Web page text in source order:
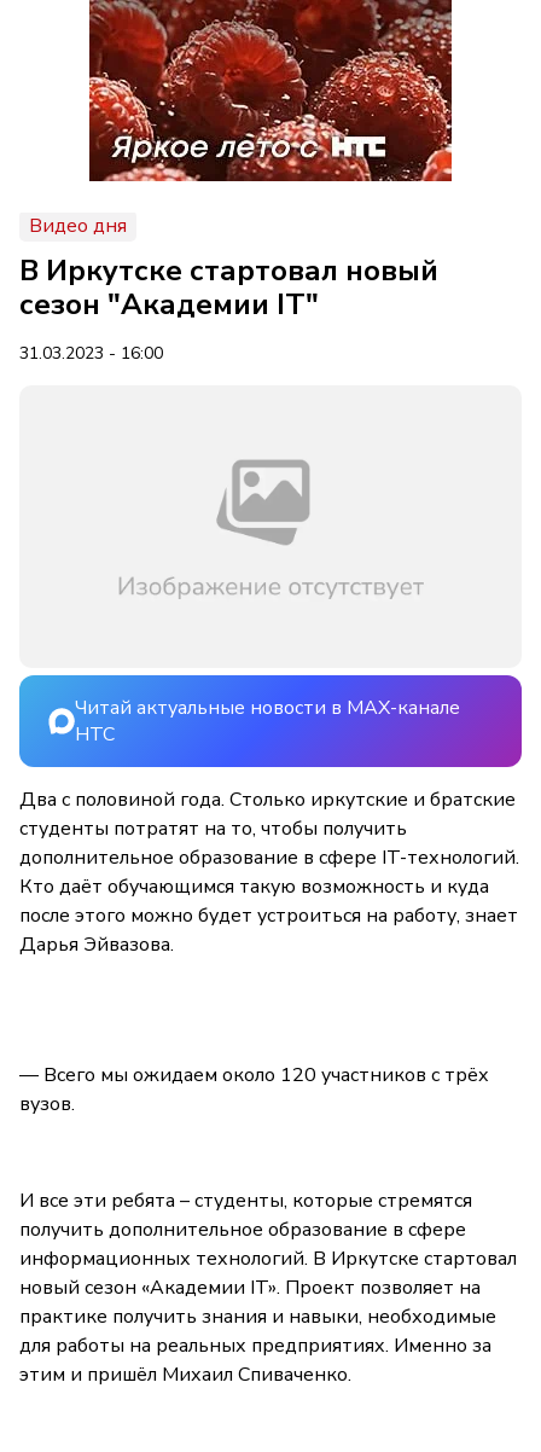
Видео дня
В Иркутске стартовал новый
сезон "Академии IT"
31.03.2023 - 16:00
Читай актуальные новости в MAX-канале
НТС
Два с половиной года. Столько иркутские и братские
студенты потратят на то, чтобы получить
дополнительное образование в сфере IT-технологий.
Кто даёт обучающимся такую возможность и куда
после этого можно будет устроиться на работу, знает
Дарья Эйвазова.
— Всего мы ожидаем около 120 участников с трёх
вузов.
И все эти ребята – студенты, которые стремятся
получить дополнительное образование в сфере
информационных технологий. В Иркутске стартовал
новый сезон «Академии IT». Проект позволяет на
практике получить знания и навыки, необходимые
для работы на реальных предприятиях. Именно за
этим и пришёл Михаил Спиваченко.